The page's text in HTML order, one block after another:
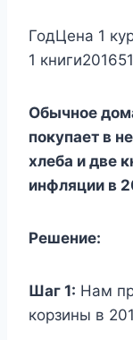
ГодЦена 1
1
Обычное
покупает в
хлеба и две
инфляции в
Решение:
Шаг 1: Нам
корзины в